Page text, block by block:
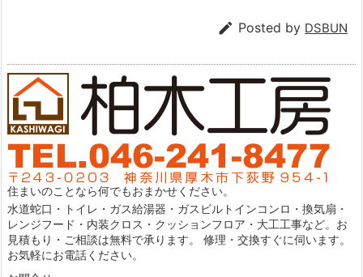
 Posted by DSBUN
住まいのことなら何でもおまかせください。
水道蛇口・トイレ・ガス給湯器・ガスビルトインコンロ・換気扇・
レンジフード・内装クロス・クッションフロア・大工工事など。お
見積もり・ご相談は無料で承ります。 修理・交換すぐに伺います。
お気軽にお電話ください。